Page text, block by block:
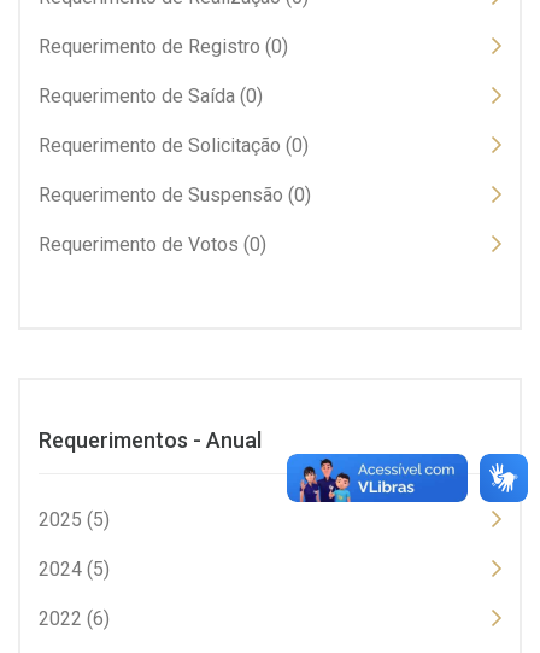
Requerimento de Registro (0)
Requerimento de Saída (0)
Requerimento de Solicitação (0)
Requerimento de Suspensão (0)
Requerimento de Votos (0)
Requerimentos - Anual
2025 (5)
2024 (5)
2022 (6)